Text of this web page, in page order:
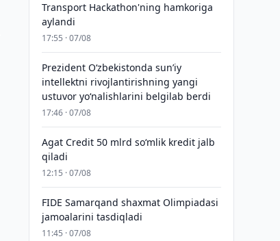
Transport Hackathon'ning hamkoriga
aylandi
17:55 · 07/08
Prezident Oʻzbekistonda sunʼiy
intellektni rivojlantirishning yangi
ustuvor yoʻnalishlarini belgilab berdi
17:46 · 07/08
Agat Credit 50 mlrd so‘mlik kredit jalb
qiladi
12:15 · 07/08
FIDE Samarqand shaxmat Olimpiadasi
jamoalarini tasdiqladi
11:45 · 07/08